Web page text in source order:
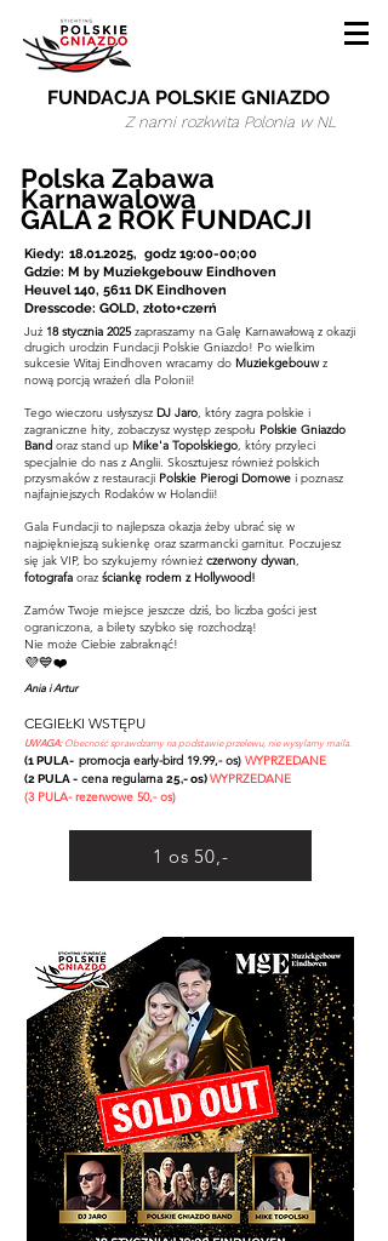
FUNDACJA POLSKIE GNIAZDO
Z nami rozkwita Polonia w NL
Polska Zabawa
Karnawalowa
GALA 2 ROK FUNDACJI
Kiedy: 18.01.2025, godz 19:00-00;00
Gdzie: M by Muziekgebouw Eindhoven
Heuvel 140, 5611 DK Eindhoven
Dresscode: GOLD, złoto+czerń
Już 18 stycznia 2025zapraszamy na Galę Karnawałową z okazji
drugich urodzin Fundacji Polskie Gniazdo! Po wielkim
sukcesie Witaj Eindhoven wracamy do Muziekgebouwz
nową porcją wrażeń dla Polonii!
Tego wieczoru usłyszysz DJ Jaro, który zagra polskie i
zagraniczne hity, zobaczysz występ zespołu Polskie Gniazdo
Band oraz stand up Mike'a Topolskiego, który przyleci
specjalnie do nas z Anglii. Skosztujesz również polskich
przysmaków z restauracji Polskie Pierogi Domowe i poznasz
najfajniejszych Rodaków w Holandii!
Gala Fundacji to najlepsza okazja żeby ubrać się w
najpiękniejszą sukienkę oraz szarmancki garnitur. Poczujesz
się jak VIP, bo szykujemy również czerwony dywan,
fotografa oraz ściankę rodem z Hollywood!
Zamów Twoje miejsce jeszcze dziś, bo liczba gości jest
ograniczona, a bilety szybko się rozchodzą!
Nie może Ciebie zabraknąć!
💜💙❤️
Ania i Artur
CEGIEŁKI WSTĘPU
UWAGA: Obecność sprawdzamy na podstawie przelewu, nie wysylamy maila.
(1 PULA- promocja early-bird 19.99,- os) WYPRZEDANE
(2 PULA - cena regularna 25,- os)WYPRZEDANE
(3 PULA- rezerwowe 50,- os)
1 os 50,-